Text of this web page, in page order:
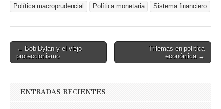
Política macroprudencial
Política monetaria Sistema financiero
Post
navigation
← Bob Dylan y el viejo
proteccionismo
Trilemas en política
económica →
ENTRADAS RECIENTES